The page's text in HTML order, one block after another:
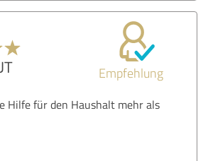
Empfehlung
Hilfe für den Haushalt mehr als